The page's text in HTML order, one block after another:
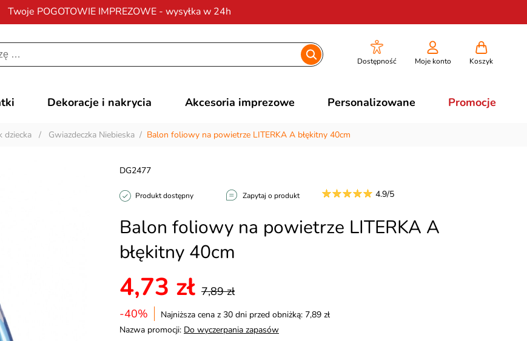
Twoje POGOTOWIE IMPREZOWE - wysyłka w 24h
Darmowa dostawana zamówienia od 200 zł
Dostępność Moje konto Koszyk
Dekoracje i nakrycia Akcesoria imprezowe Personalizowane Promocje
dziecka / Gwiazdeczka Niebieska / Balon foliowy na powietrze LITERKA A błękitny 40cm
Balon foliowy na powietrze LITERKA A
błękitny 40cm
DG2477
Produkt dostępny Zapytaj o produkt 4.9/5
4,73 zł 7,89 zł
-40%
Najniższa cena z 30 dni przed obniżką: 7,89 zł
Nazwa promocji: Do wyczerpania zapasów